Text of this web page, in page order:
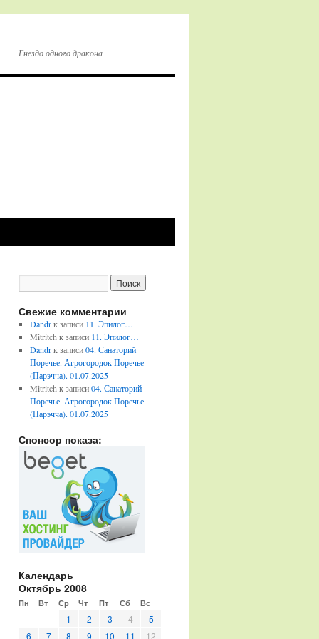
Гнездо одного дракона
Свежие комментарии
Dandrк записи 11. Эпилог…
Mitritch к записи 11. Эпилог…
Dandrк записи04. Санаторий
Поречье. Агрогородок Поречье
(Парэчча). 01.07.2025
Mitritch к записи04. Санаторий
Поречье. Агрогородок Поречье
(Парэчча). 01.07.2025
Спонсор показа:
Календарь
Октябрь 2008
Пн Вт Ср Чт Пт Сб Вс
1 2 3 4
5
6
7 8 9 10 11
12